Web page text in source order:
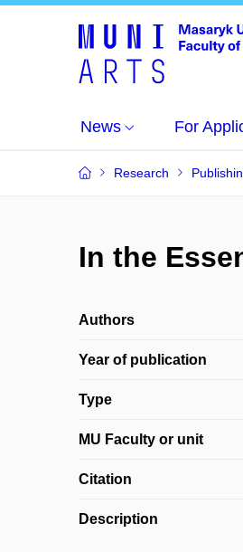
News For
Research
In the
Authors
Year of publication
Type
MU Faculty or unit
Citation
Description